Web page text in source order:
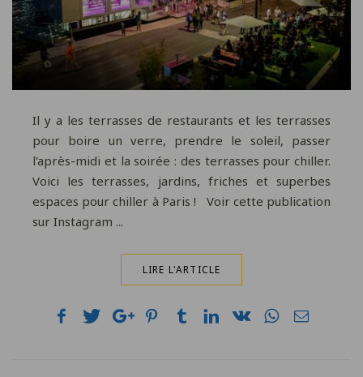
Il y a les terrasses de restaurants et les terrasses
pour boire un verre, prendre le soleil, passer
l'après-midi et la soirée : des terrasses pour chiller.
Voici les terrasses, jardins, friches et superbes
espaces pour chiller à Paris ! Voir cette publication
sur Instagram ...
LIRE L'ARTICLE